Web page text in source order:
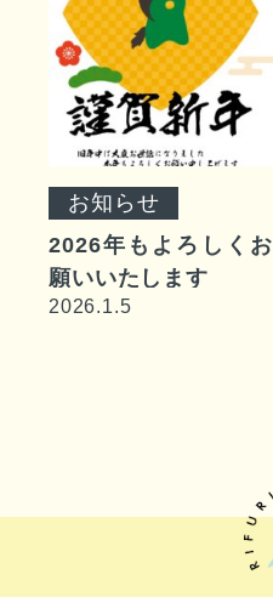
お知らせ
2026年もよろしくお
願いいたします
2026.1.5